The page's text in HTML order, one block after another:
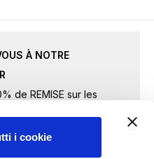
i cookie
À NOTRE
de REMISE sur les